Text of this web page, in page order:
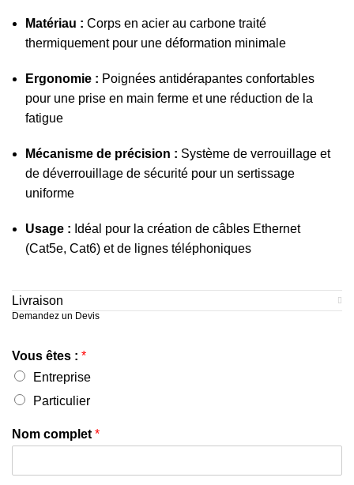
Matériau : Corps en acier au carbone traité
thermiquement pour une déformation minimale
Ergonomie : Poignées antidérapantes confortables
pour une prise en main ferme et une réduction de la
fatigue
Mécanisme de précision : Système de verrouillage et
de déverrouillage de sécurité pour un sertissage
uniforme
Usage : Idéal pour la création de câbles Ethernet
(Cat5e, Cat6) et de lignes téléphoniques
Livraison
Demandez un Devis
Vous êtes : *
Entreprise
Particulier
Nom complet *